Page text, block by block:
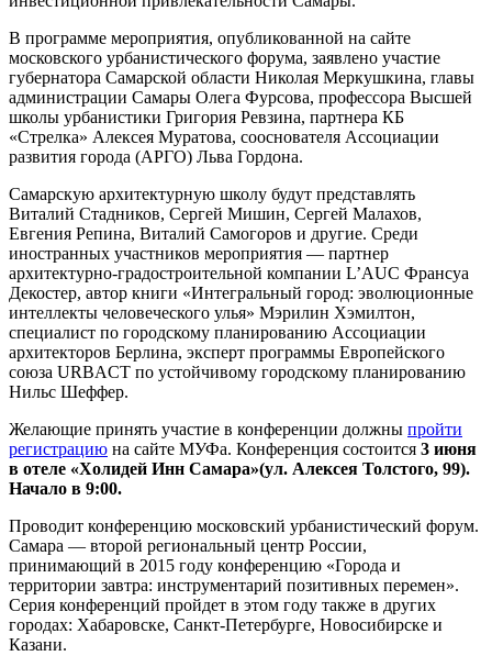
В программе мероприятия, опубликованной на сайте
московского урбанистического форума, заявлено участие
губернатора Самарской области Николая Меркушкина, главы
администрации Самары Олега Фурсова, профессора Высшей
школы урбанистики Григория Ревзина, партнера КБ
«Стрелка» Алексея Муратова, сооснователя Ассоциации
развития города (АРГО) Льва Гордона.
Самарскую архитектурную школу будут представлять
Виталий Стадников, Сергей Мишин, Сергей Малахов,
Евгения Репина, Виталий Самогоров и другие. Среди
иностранных участников мероприятия — партнер
архитектурно-градостроительной компании L’AUC Франсуа
Декостер, автор книги «Интегральный город: эволюционные
интеллекты человеческого улья» Мэрилин Хэмилтон,
специалист по городскому планированию Ассоциации
архитекторов Берлина, эксперт программы Европейского
союза URBACT по устойчивому городскому планированию
Нильс Шеффер.
Желающие принять участие в конференции должны пройти
регистрацию на сайте МУФа. Конференция состоится 3 июня
в отеле «Холидей Инн Самара»(ул. Алексея Толстого, 99).
Начало в 9:00.
Проводит конференцию московский урбанистический форум.
Самара — второй региональный центр России,
принимающий в 2015 году конференцию «Города и
территории завтра: инструментарий позитивных перемен».
Серия конференций пройдет в этом году также в других
городах: Хабаровске, Санкт-Петербурге, Новосибирске и
Казани.